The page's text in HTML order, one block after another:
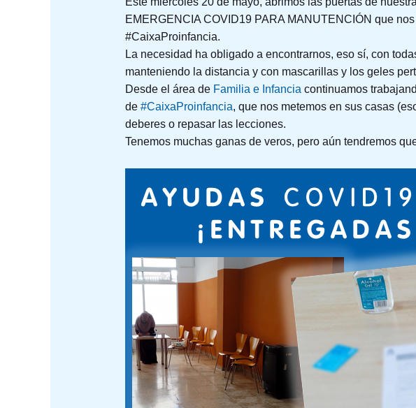
EMERGENCIA COVID19 PARA MANUTENCIÓN que
#CaixaProinfancia.
La necesidad ha obligado a encontrarnos, eso sí, con
manteniendo la distancia y con mascarillas y los geles
Desde el área de Familia e Infancia continuamos
de #CaixaProinfancia, que nos metemos en sus casas
deberes o repasar las lecciones.
Tenemos muchas ganas de veros, pero aún tendremos